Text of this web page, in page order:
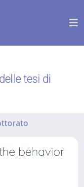
tesi di
behavior